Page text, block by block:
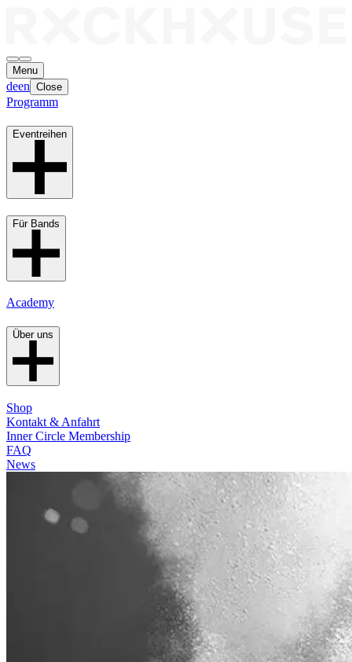
Menu
deen Close
Programm
Eventreihen
Für Bands
Academy
Über uns
Shop
Kontakt & Anfahrt
Inner Circle Membership
FAQ
News